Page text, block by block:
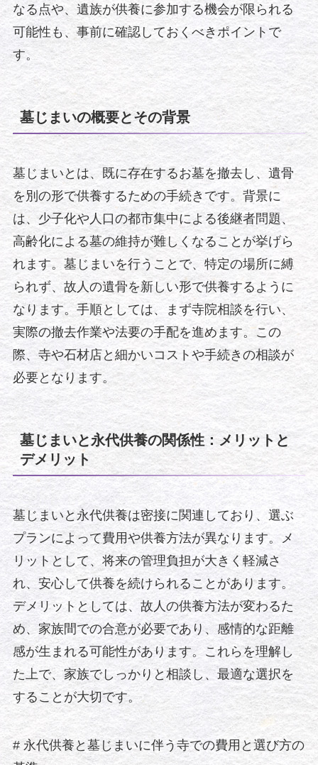
なる点や、遺族が供養に参加する機会が限られる
可能性も、事前に確認しておくべきポイントで
す。
墓じまいの概要とその背景
墓じまいとは、既に存在するお墓を撤去し、遺骨
を別の形で供養するための手続きです。背景に
は、少子化や人口の都市集中による後継者問題、
高齢化による墓の維持が難しくなることが挙げら
れます。墓じまいを行うことで、特定の場所に縛
られず、故人の遺骨を新しい形で供養するように
なります。手順としては、まず寺院相談を行い、
実際の撤去作業や法要の手配を進めます。この
際、寺や石材店と細かいコストや手続きの相談が
必要となります。
墓じまいと永代供養の関係性：メリットと
デメリット
墓じまいと永代供養は密接に関連しており、選ぶ
プランによって費用や供養方法が異なります。メ
リットとして、将来の管理負担が大きく軽減さ
れ、安心して供養を続けられることがあります。
デメリットとしては、故人の供養方法が変わるた
め、家族間での合意が必要であり、感情的な距離
感が生まれる可能性があります。これらを理解し
た上で、家族でしっかりと相談し、最適な選択を
することが大切です。
# 永代供養と墓じまいに伴う寺での費用と選び方の